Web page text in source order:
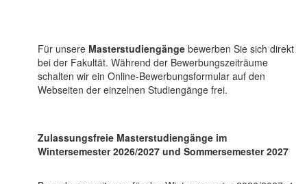
Für unsere Masterstudiengänge bewerben Sie sich direkt
bei der Fakultät. Während der Bewerbungszeiträume
schalten wir ein Online-Bewerbungsformular auf den
Webseiten der einzelnen Studiengänge frei.
Zulassungsfreie Masterstudiengänge im
Wintersemester 2026/2027 und Sommersemester 2027